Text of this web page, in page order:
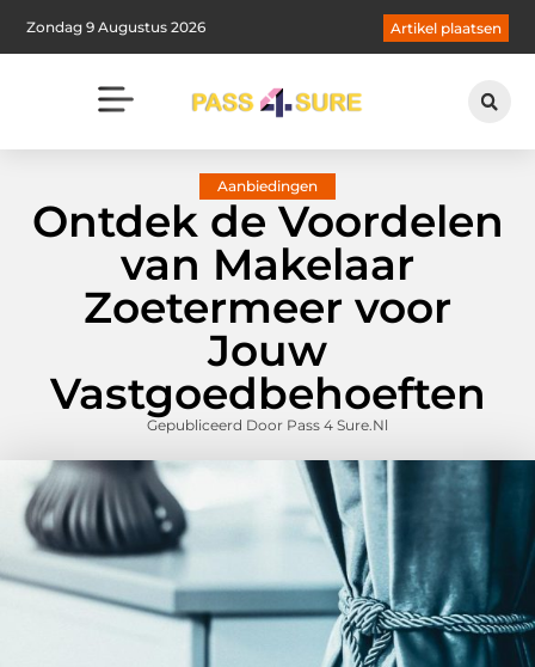
Zondag 9 Augustus 2026 Artikel plaatsen
Aanbiedingen
Ontdek de Voordelen
van Makelaar
Zoetermeer voor
Jouw
Vastgoedbehoeften
Gepubliceerd Door Pass 4 Sure.nl